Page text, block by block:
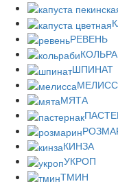
РЕВЕНЬ
ШПИНАТ
МЯТА
КИНЗА
УКРОП
ТМИН